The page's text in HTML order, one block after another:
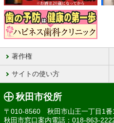
著作権
サイトの使い方
秋田市役所
〒010-8560 秋田市山王一丁目1番
秋田市窓口案内電話：018-863-